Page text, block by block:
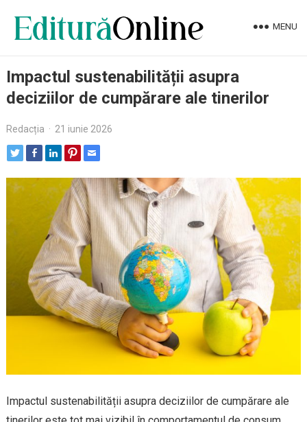
MENU
Impactul sustenabilității asupra
deciziilor de cumpărare ale tinerilor
Redacția · 21 iunie 2026
Impactul sustenabilității asupra deciziilor de cumpărare ale